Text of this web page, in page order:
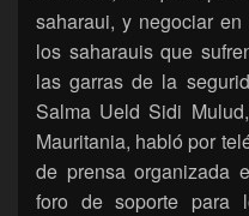
saharaui, y negociar
los saharauis que
las garras de la
Salma Ueld Sidi
Mauritania, habló por
de prensa organizada
foro de soporte para